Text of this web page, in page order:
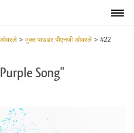
ओवरले >मुक्त पाउडर पीएनजी ओवरले > #22
Song"